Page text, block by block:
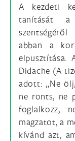
A kezdeti
tanítását
abban a
elpusztítása.
Didache (A
adott: „Ne
ne ronts, ne
foglalkozz,
magzatot, a
kívánd azt,